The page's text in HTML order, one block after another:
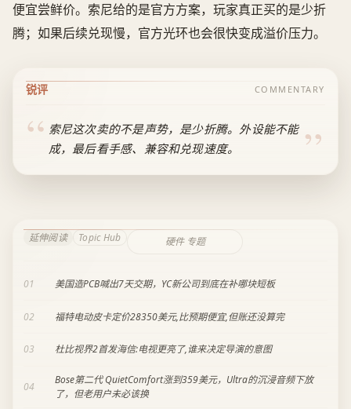
便宜尝鲜价。索尼给的是官方方案，玩家真正买的是少折
腾；如果后续兑现慢，官方光环也会很快变成溢价压力。
锐评 COMMENTARY
索尼这次卖的不是声势，是少折腾。外设能不能
成，最后看手感、兼容和兑现速度。
延伸阅读 Topic Hub 硬件 专题
01 美国造PCB喊出7天交期，YC新公司到底在补哪块短板
02 福特电动皮卡定价28350美元,比预期便宜,但账还没算完
03 杜比视界2首发海信:电视更亮了,谁来决定导演的意图
04
Bose第二代 QuietComfort涨到359美元，Ultra的沉浸音频下放
了，但老用户未必该换